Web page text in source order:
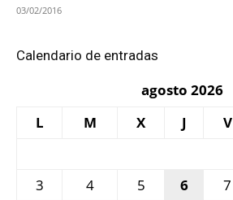
03/02/2016
Calendario de entradas
agosto 2026
L
M X J V
3
4 5 6 7